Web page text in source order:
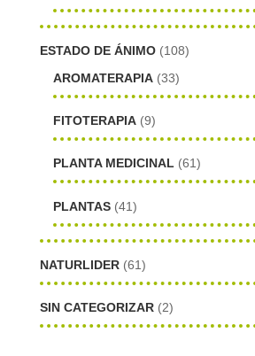
ESTADO DE ÁNIMO (108)
AROMATERAPIA (33)
FITOTERAPIA (9)
PLANTA MEDICINAL (61)
PLANTAS (41)
NATURLIDER (61)
SIN CATEGORIZAR (2)